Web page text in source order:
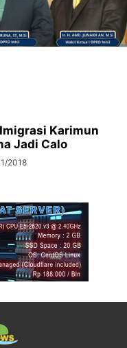
Karimun
Jadi Calo
2018